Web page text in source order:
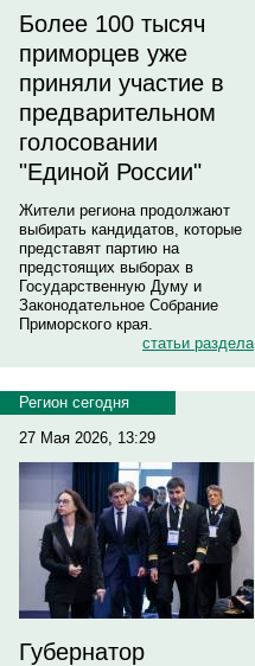
Более 100 тысяч
приморцев уже
приняли участие в
предварительном
голосовании
"Единой России"
Жители региона продолжают
выбирать кандидатов, которые
представят партию на
предстоящих выборах в
Государственную Думу и
Законодательное Собрание
Приморского края.
статьи раздела
Регион сегодня
27 Мая 2026, 13:29
Губернатор